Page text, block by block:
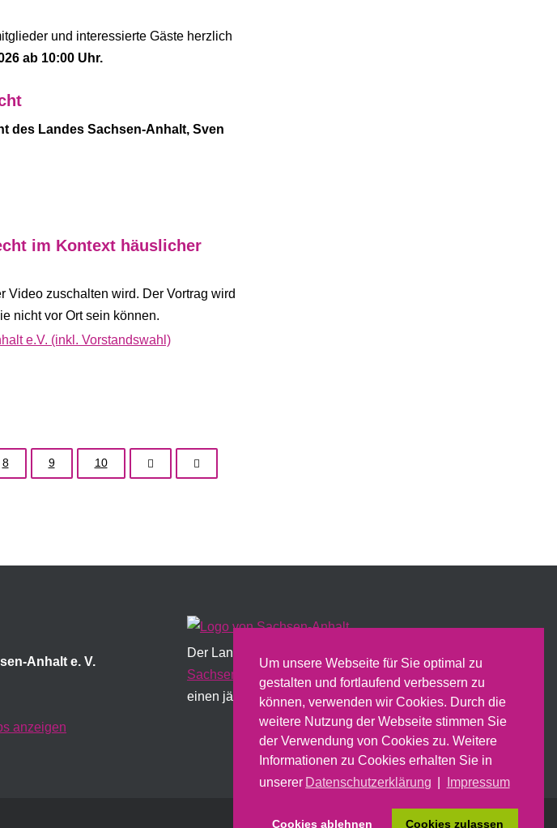
Um unsere Webseite für Sie optimal zu
gestalten und fortlaufend verbessern zu
können, verwenden wir Cookies. Durch die
weitere Nutzung der Webseite stimmen Sie
der Verwendung von Cookies zu. Weitere
Informationen zu Cookies erhalten Sie in
unserer Datenschutzerklärung Impressum
Cookies ablehnen Cookies zulassen
und interessierte Gäste herzlich
ab 10:00 Uhr.
des Landes Sachsen-Anhalt, Sven
im Kontext häuslicher
Video zuschalten wird. Der Vortrag wird
nicht vor Ort sein können.
e.V. (inkl. Vorstandswahl)
8 9 10
Anhalt e. V.
anzeigen
Der Landesfrauenrat wird institutionell vom Land
Sachsen-Anhalt
gefördert und erstellt dazu u.a.
einen jährlichen Sachbericht.